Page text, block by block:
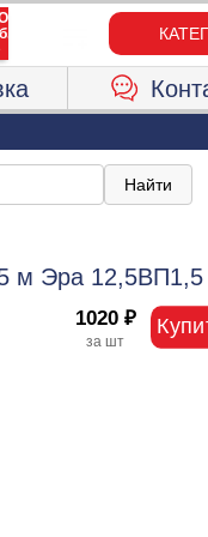
м Эра 12,5ВП1,5
1020 ₽